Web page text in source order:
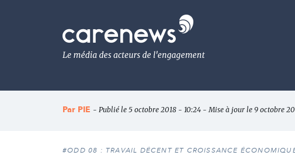
Le
média
de
l'engagement
Par PIE - Publié le 5 octobre 2018 - 10:24 - Mise à jour le 9 octobre
#ODD 08 : TRAVAIL DÉCENT ET CROISSANCE